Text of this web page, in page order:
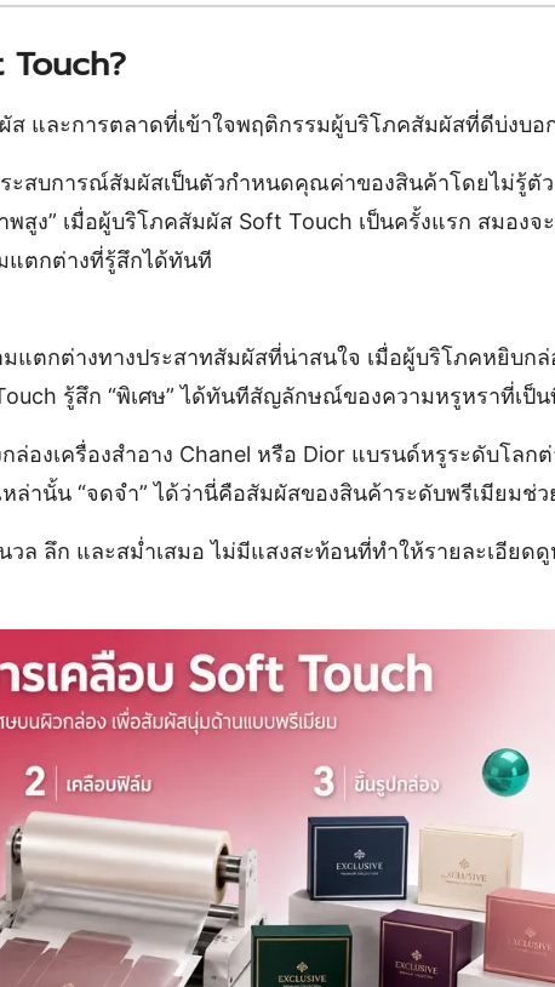
Touch?
ส และการตลาดที่เข้าใจพฤติกรรมผู้บริโภคสัมผัสที่ดีบ่งบ
ะสบการณ์สัมผัสเป็นตัวกำหนดคุณค่าของสินค้าโดยไม่รู้ตั
สูง” เมื่อผู้บริโภคสัมผัส Soft Touch เป็นครั้งแรก สมอง
แตกต่างที่รู้สึกได้ทันที
แตกต่างทางประสาทสัมผัสที่น่าสนใจ เมื่อผู้บริโภคหยิบกล่
รู้สึก “พิเศษ” ได้ทันทีสัญลักษณ์ของความหรูหราที่เป็
ล่องเครื่องสำอาง Chanel หรือ Dior แบรนด์หรูระดับโล
ล่านั้น “จดจำ” ได้ว่านี่คือสัมผัสของสินค้าระดับพรีเมียมช่
ล ลึก และสม่ำเสมอ ไม่มีแสงสะท้อนที่ทำให้รายละเอียด